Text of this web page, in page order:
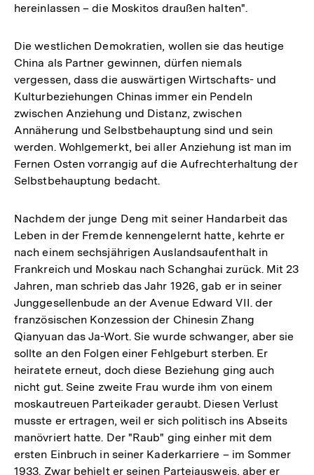
hereinlassen – die Moskitos draußen halten".
Die westlichen Demokratien, wollen sie das heutige
China als Partner gewinnen, dürfen niemals
vergessen, dass die auswärtigen Wirtschafts- und
Kulturbeziehungen Chinas immer ein Pendeln
zwischen Anziehung und Distanz, zwischen
Annäherung und Selbstbehauptung sind und sein
werden. Wohlgemerkt, bei aller Anziehung ist man im
Fernen Osten vorrangig auf die Aufrechterhaltung der
Selbstbehauptung bedacht.
Nachdem der junge Deng mit seiner Handarbeit das
Leben in der Fremde kennengelernt hatte, kehrte er
nach einem sechsjährigen Auslandsaufenthalt in
Frankreich und Moskau nach Schanghai zurück. Mit 23
Jahren, man schrieb das Jahr 1926, gab er in seiner
Junggesellenbude an der Avenue Edward VII. der
französischen Konzession der Chinesin Zhang
Qianyuan das Ja-Wort. Sie wurde schwanger, aber sie
sollte an den Folgen einer Fehlgeburt sterben. Er
heiratete erneut, doch diese Beziehung ging auch
nicht gut. Seine zweite Frau wurde ihm von einem
moskautreuen Parteikader geraubt. Diesen Verlust
musste er ertragen, weil er sich politisch ins Abseits
manövriert hatte. Der "Raub" ging einher mit dem
ersten Einbruch in seiner Kaderkarriere – im Sommer
1933. Zwar behielt er seinen Parteiausweis, aber er